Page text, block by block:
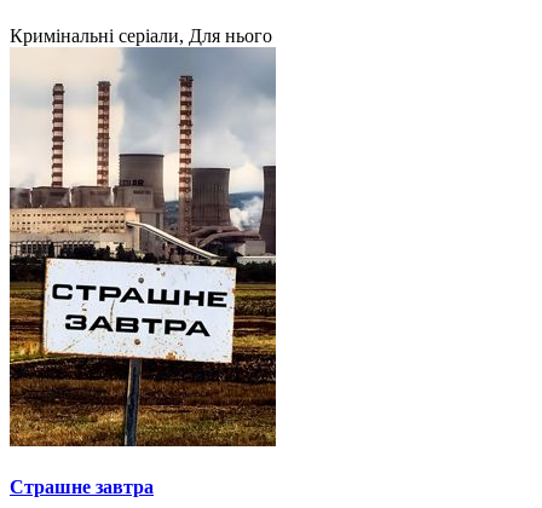
Кримінальні серіали, Для нього
Страшне завтра